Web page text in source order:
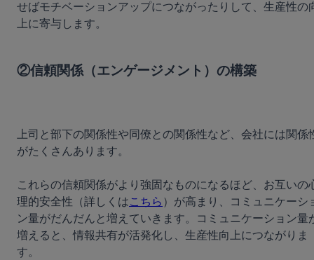
せばモチベーションアップにつながったりして、生産性の
上に寄与します。
②信頼関係（エンゲージメント）の構築
上司と部下の関係性や同僚との関係性など、会社には関係
がたくさんあります。
これらの信頼関係がより強固なものになるほど、お互いの
理的安全性（詳しくはこちら ）が高まり、コミュニケーシ
ン量がだんだんと増えていきます。コミュニケーション量
増えると、情報共有が活発化し、生産性向上につながりま
す。